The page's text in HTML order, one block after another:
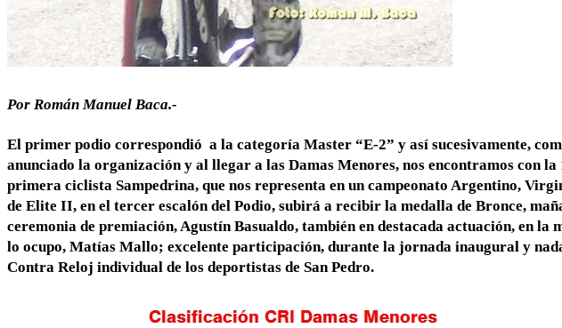
Por Román Manuel Baca.-
El primer podio correspondió a la categoría Master “E-2” y así sucesivamente,
anunciado la organización y al llegar a las Damas Menores, nos encontramos con la
primera ciclista Sampedrina, que nos representa en un campeonato Argentino,
de Elite II, en el tercer escalón del Podio, subirá a recibir la medalla de Bronce,
ceremonia de premiación, Agustín Basualdo, también en destacada actuación, en la
lo ocupo, Matías Mallo; excelente participación, durante la jornada inaugural y
Contra Reloj individual de los deportistas de San Pedro.